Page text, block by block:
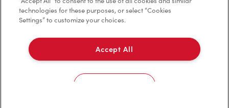
TM & © Tim Hortons, 2023
technologies for these purposes, or select “Cookies
Settings” to customize your choices.
Accept All